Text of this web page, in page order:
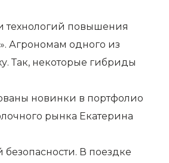
технологий повышения
Агрономам одного из
Так, некоторые гибриды
новинки в портфолио
рынка Екатерина
В поездке